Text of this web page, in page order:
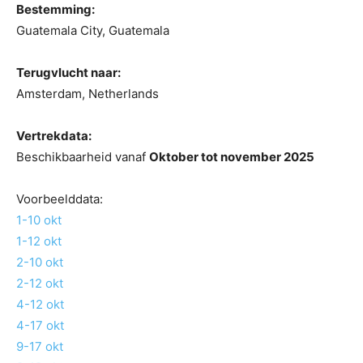
Bestemming:
Guatemala City, Guatemala
Terugvlucht naar:
Amsterdam, Netherlands
Vertrekdata:
Beschikbaarheid vanaf Oktober tot november 2025
Voorbeelddata:
1-10 okt
1-12 okt
2-10 okt
2-12 okt
4-12 okt
4-17 okt
9-17 okt